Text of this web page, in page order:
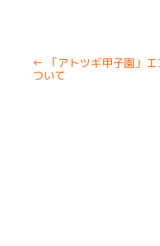
Post
navigation
←
「アトツギ甲子園」
ついて